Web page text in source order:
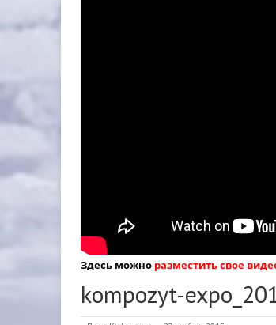
Здесь можно разместить свое
kompozyt-